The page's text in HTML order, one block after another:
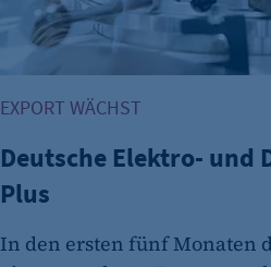
Opt-In Cookie speichert
Besuchers, wenn auf der
Tracking Opt-In
für ein eventuelles Opt-Out
"no" - 50 Jahre "yes" - 480
Name:
EXPORT WÄCHST
Deutsche Elektro-
Plus
In den ersten fünf Monaten